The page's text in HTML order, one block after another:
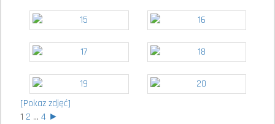
[Pokaz zdjęć]
1 2 ... 4 ►